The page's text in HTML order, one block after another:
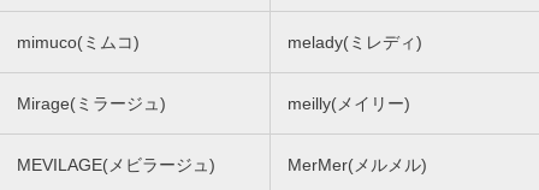
mimuco(ミムコ) melady(ミレディ)
Mirage(ミラージュ) meilly(メイリー)
MEVILAGE(メビラージュ) MerMer(メルメル)